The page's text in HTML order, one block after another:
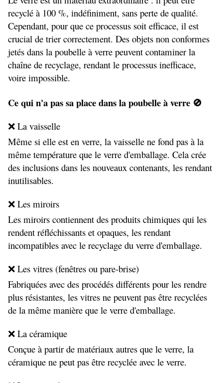
recyclé à 100 %, indéfiniment, sans perte de qualité.
Cependant, pour que ce processus soit efficace, il est
crucial de trier correctement. Des objets non conformes
jetés dans la poubelle à verre peuvent contaminer la
chaîne de recyclage, rendant le processus inefficace,
voire impossible.
Ce qui n'a pas sa place dans la poubelle à verre 🚫
❌ La vaisselle
Même si elle est en verre, la vaisselle ne fond pas à la
même température que le verre d'emballage. Cela crée
des inclusions dans les nouveaux contenants, les rendant
inutilisables.
❌ Les miroirs
Les miroirs contiennent des produits chimiques qui les
rendent réfléchissants et opaques, les rendant
incompatibles avec le recyclage du verre d'emballage.
❌ Les vitres (fenêtres ou pare-brise)
Fabriquées avec des procédés différents pour les rendre
plus résistantes, les vitres ne peuvent pas être recyclées
de la même manière que le verre d'emballage.
❌ La céramique
Conçue à partir de matériaux autres que le verre, la
céramique ne peut pas être recyclée avec le verre.